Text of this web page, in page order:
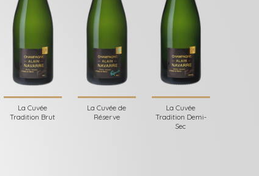
La Cuvée
Tradition Brut
La Cuvée de
Réserve
La Cuvée
Tradition Demi-
Sec